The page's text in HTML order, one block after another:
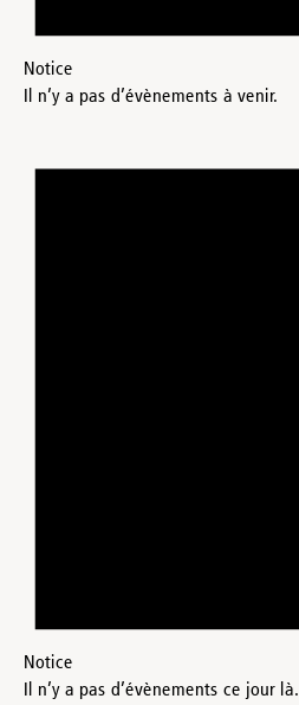
Notice
Il n’y a pas d’évènements à venir.
Notice
Il n’y a pas d’évènements ce jour là.